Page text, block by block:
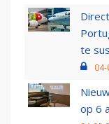
te
op 6